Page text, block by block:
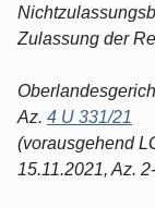
Zulassung der
Az. 4 U 331/21
(vorausgehend
15.11.2021, Az. 2-